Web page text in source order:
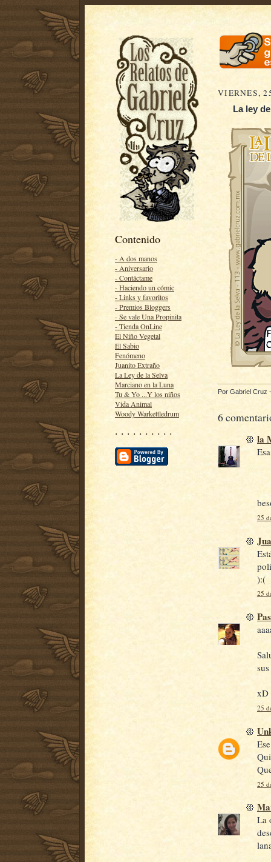
Contenido
- A dos manos
- Aniversario
- Contáctame
- Haciendo un cómic
- Links y favoritos
- Premios Bloggers
- Se vale Una Propinita
- Tienda OnLine
El Niño Vegetal
El Sabio
Fenómeno
Juanito Extraño
La Ley de la Selva
Marciano en la Luna
Tu & Yo ...Y los niños
Vida Animal
Woody Warkettledrum
· · · · · · · · · ·
VIERNES,
La ley
Por Gabriel Cruz
6
la
25
):(
25
xD
25
25
La